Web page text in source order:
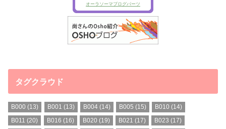
タグクラウド
B000 (13) B001 (13) B004(14) B005 (15) B010 (14)
B011 (20) B016 (16) B020 (19) B021 (17) B023 (17)